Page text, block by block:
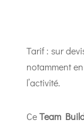
Tarif : sur
notamment
l’activité.
CeTeam